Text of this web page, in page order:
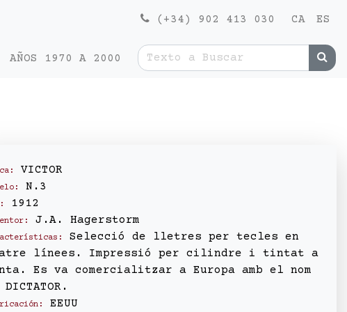
(+34) 902 413 030 CA ES
AÑOS 1970 A 2000
VICTOR
N.3
1912
J.A. Hagerstorm
Selecció de lletres per tecles en
línees. Impressió per cilindre i tintat a
Es va comercialitzar a Europa amb el nom
EEUU